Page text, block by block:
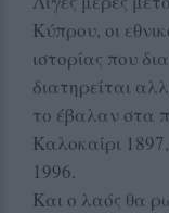
Κύπρου, οι
ιστορίας που
διατηρείται
το έβαλαν στα
Καλοκαίρι
1996.
Και ο λαός θα